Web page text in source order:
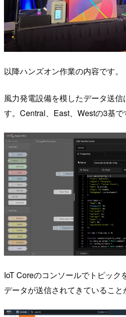
以降ハンズオン作業の内容です。
風力発電設備を模したデータ送
す。Central、East、Westの3基で
IoT Coreのコンソールでトピック
データが送信されてきていること